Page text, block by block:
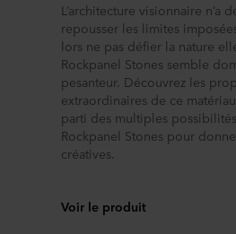
L’architecture visionnaire n’a
repousser les limites
lors ne pas défier la nature
Rockpanel Stones semble
pesanteur. Découvrez les
extraordinaires de ce
parti des multiples
Rockpanel Stones pour
créatives.
Voir le produit